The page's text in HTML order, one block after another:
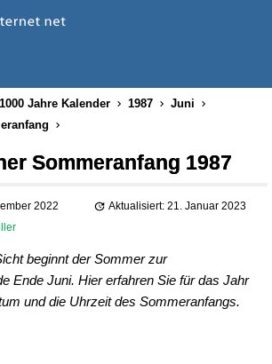
1000 Jahre Kalender 1987
Juni
Sommeranfang 1987
2022
Aktualisiert: 21. Januar 2023
beginnt der Sommer zur
Ende Juni. Hier erfahren Sie für das Jahr
und die Uhrzeit des Sommeranfangs.